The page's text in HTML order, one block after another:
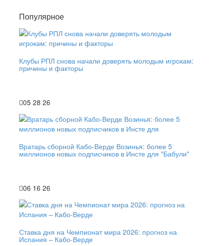
Популярное
Клубы РПЛ снова начали доверять молодым игрокам:
причины и факторы
05 28 26
Вратарь сборной Кабо-Верде Возинья: более 5
миллионов новых подписчиков в Инсте для "Бабули"
06 16 26
Ставка дня на Чемпионат мира 2026: прогноз на
Испания – Кабо-Верде